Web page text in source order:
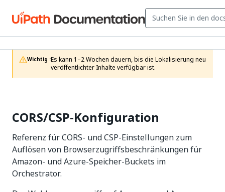
Wichtig :Es kann 1–2 Wochen dauern, bis die Lokalisierung neu
veröffentlichter Inhalte verfügbar ist.
CORS/CSP-Konfiguration
Referenz für CORS- und CSP-Einstellungen zum
Auflösen von Browserzugriffsbeschränkungen für
Amazon- und Azure-Speicher-Buckets im
Orchestrator.